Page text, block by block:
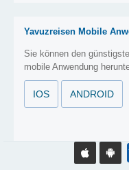
Yavuzreisen Mobile
Sie können den
mobile Anwendung
IOS ANDROID